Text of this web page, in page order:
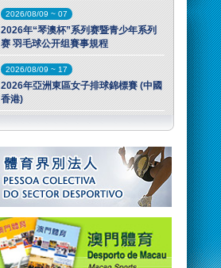
2026/08/09 ~ 07
2026年“琴澳杯”系列赛暨青少年系列
赛 羽毛球公开组賽事規程
2026/08/09 ~ 17
2026年亞洲東區女子排球錦標賽 (中國
香港)